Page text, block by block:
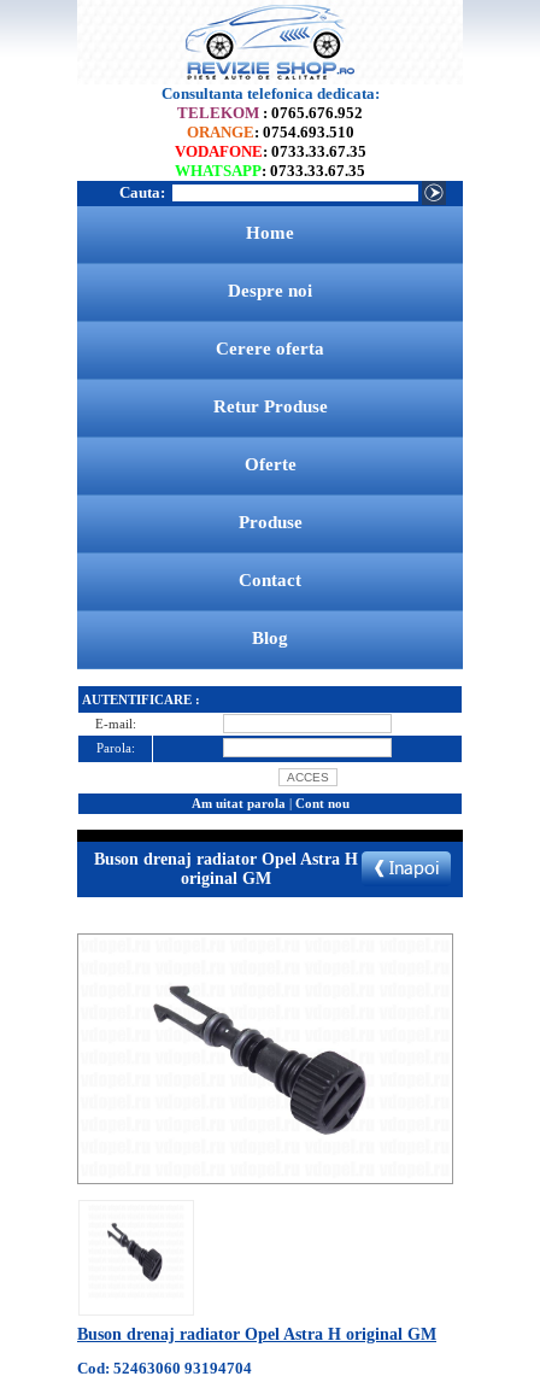
Consultanta telefonica dedicata:
TELEKOM : 0765.676.952
ORANGE: 0754.693.510
VODAFONE: 0733.33.67.35
WHATSAPP: 0733.33.67.35
Cauta:
Home
Despre noi
Cerere oferta
Retur Produse
Oferte
Produse
Contact
Blog
AUTENTIFICARE :
E-mail:
Parola:
Am uitat parola | Cont nou
Buson drenaj radiator Opel Astra H
original GM
Buson drenaj radiator Opel Astra H original GM
Cod: 52463060 93194704